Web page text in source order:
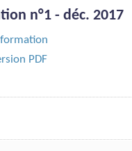
n°1 - déc. 2017
PDF